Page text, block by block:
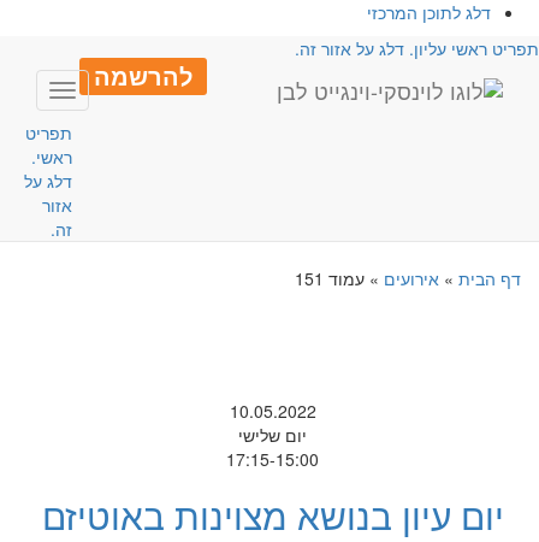
דלג לתוכן המרכזי
ראשי עליון. דלג על אזור זה.
להרשמה
Toggle
תפריט
ראשי.
דלג על
אזור
זה.
דף הבית» אירועים» עמוד 151
10.05.2022
יום שלישי
17:15-15:00
יום עיון בנושא מצוינות באוטיזם